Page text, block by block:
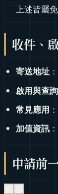
上述皆屬
收件、
寄送地址
啟用與查詢
常見應用
加值資訊
申請前